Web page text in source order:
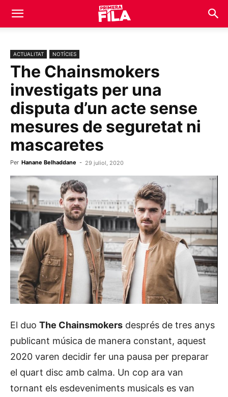
ACTUALITAT NOTÍCIES
The Chainsmokers
investigats per una
disputa d’un acte sense
mesures de seguretat ni
mascaretes
Per Hanane Belhaddane - 29 juliol, 2020
El duo The Chainsmokers després de tres anys
publicant música de manera constant, aquest
2020 varen decidir fer una pausa per preparar
el quart disc amb calma. Un cop ara van
tornant els esdeveniments musicals es van